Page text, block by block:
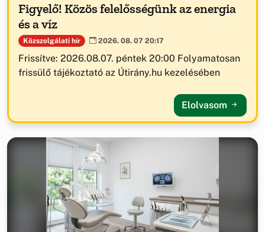
Figyelő! Közös felelősségünk az energia
és a víz
Közszolgálati hír 2026. 08. 07 20:17
Frissítve: 2026.08.07. péntek 20:00 Folyamatosan
frissülő tájékoztató az Útirány.hu kezelésében
Elolvasom